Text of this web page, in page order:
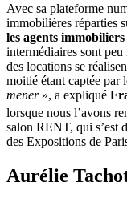
Avec sa plateforme
immobilières réparties
les agents
intermédiaires sont
des locations se
moitié étant captée par
mener», a expliqué
lorsque nous l’avons
salon RENT, qui s’est
des Expositions de
Aurélie